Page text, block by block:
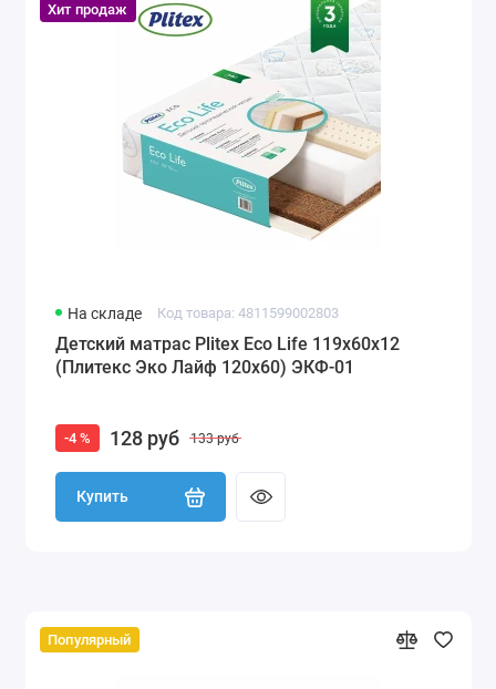
Хит продаж
На складе Код товара: 4811599002803
Детский матрас Plitex Eco Life 119x60x12
(Плитекс Эко Лайф 120х60) ЭКФ-01
-4 % 128 руб 133 руб
Купить
Популярный